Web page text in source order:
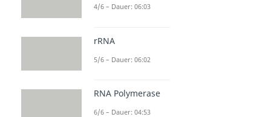
4/6 – Dauer: 06:03
rRNA
5/6 – Dauer: 06:02
RNA Polymerase
6/6 – Dauer: 04:53